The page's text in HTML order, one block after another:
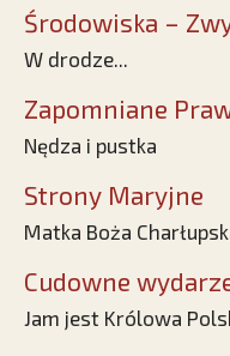
Środowiska –
W drodze...
Zapomniane
Nędza i pustka
Strony Maryjne
Matka Boża
Cudowne
Jam jest Królowa